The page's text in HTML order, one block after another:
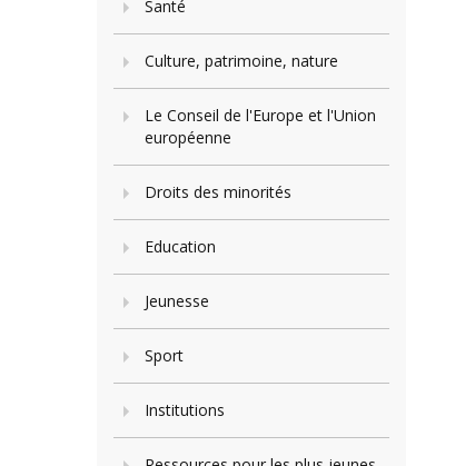
Santé
Culture, patrimoine, nature
Le Conseil de l'Europe et l'Union
européenne
Droits des minorités
Education
Jeunesse
Sport
Institutions